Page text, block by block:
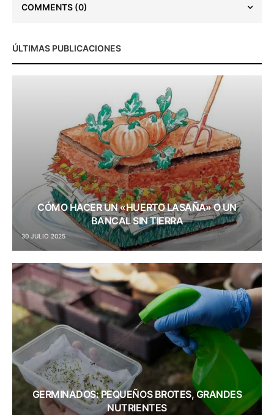
COMMENTS (0)
ÚLTIMAS PUBLICACIONES
CÓMO HACER UN «HUERTO LASAÑA» O UN
BANCAL SIN TIERRA
30 JULIO 2025
GERMINADOS: PEQUEÑOS BROTES, GRANDES
NUTRIENTES